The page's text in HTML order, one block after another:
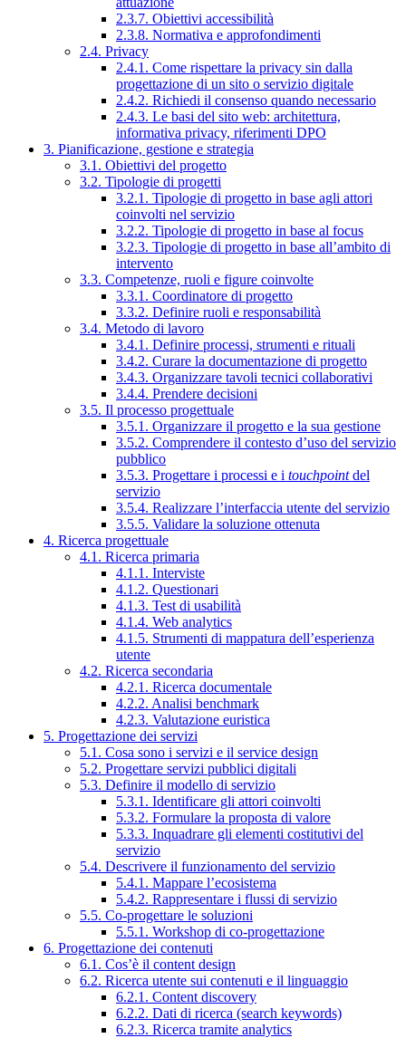
2.3.7. Obiettivi accessibilità
2.3.8. Normativa e approfondimenti
2.4. Privacy
2.4.1. Come rispettare la privacy sin dalla
progettazione di un sito o servizio digitale
2.4.2. Richiedi il consenso quando necessario
2.4.3. Le basi del sito web: architettura,
informativa privacy, riferimenti DPO
3. Pianificazione, gestione e strategia
3.1. Obiettivi del progetto
3.2. Tipologie di progetti
3.2.1. Tipologie di progetto in base agli attori
coinvolti nel servizio
3.2.2. Tipologie di progetto in base al focus
3.2.3. Tipologie di progetto in base all’ambito di
intervento
3.3. Competenze, ruoli e figure coinvolte
3.3.1. Coordinatore di progetto
3.3.2. Definire ruoli e responsabilità
3.4. Metodo di lavoro
3.4.1. Definire processi, strumenti e rituali
3.4.2. Curare la documentazione di progetto
3.4.3. Organizzare tavoli tecnici collaborativi
3.4.4. Prendere decisioni
3.5. Il processo progettuale
3.5.1. Organizzare il progetto e la sua gestione
3.5.2. Comprendere il contesto d’uso del servizio
pubblico
3.5.3. Progettare i processi e i touchpointdel
servizio
3.5.4. Realizzare l’interfaccia utente del servizio
3.5.5. Validare la soluzione ottenuta
4. Ricerca progettuale
4.1. Ricerca primaria
4.1.1. Interviste
4.1.2. Questionari
4.1.3. Test di usabilità
4.1.4. Web analytics
4.1.5. Strumenti di mappatura dell’esperienza
utente
4.2. Ricerca secondaria
4.2.1. Ricerca documentale
4.2.2. Analisi benchmark
4.2.3. Valutazione euristica
5. Progettazione dei servizi
5.1. Cosa sono i servizi e il service design
5.2. Progettare servizi pubblici digitali
5.3. Definire il modello di servizio
5.3.1. Identificare gli attori coinvolti
5.3.2. Formulare la proposta di valore
5.3.3. Inquadrare gli elementi costitutivi del
servizio
5.4. Descrivere il funzionamento del servizio
5.4.1. Mappare l’ecosistema
5.4.2. Rappresentare i flussi di servizio
5.5. Co-progettare le soluzioni
5.5.1. Workshop di co-progettazione
6. Progettazione dei contenuti
6.1. Cos’è il content design
6.2. Ricerca utente sui contenuti e il linguaggio
6.2.1. Content discovery
6.2.2. Dati di ricerca (search keywords)
6.2.3. Ricerca tramite analytics